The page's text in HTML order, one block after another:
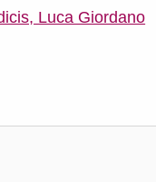
Luca Giordano